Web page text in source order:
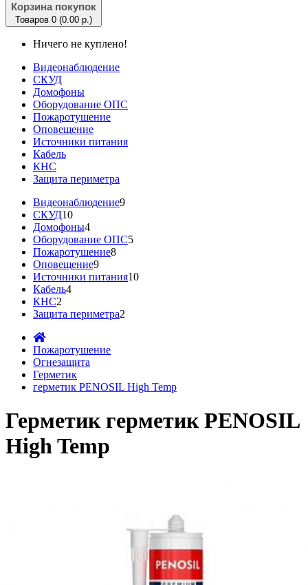
Корзина покупок
Товаров 0 (0.00 р.)
Ничего не куплено!
Видеонаблюдение
СКУД
Домофоны
Оборудование ОПС
Пожаротушение
Оповещение
Источники питания
Кабель
КНС
Защита периметра
Видеонаблюдение9
СКУД10
Домофоны4
Оборудование ОПС5
Пожаротушение8
Оповещение9
Источники питания10
Кабель4
КНС2
Защита периметра2
Пожаротушение
Огнезащита
Герметик
герметик PENOSIL High Temp
Герметик герметик PENOSIL
High Temp